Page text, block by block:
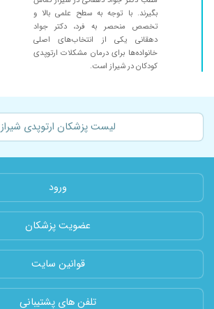
بگیرند. با توجه به سطح علمی بالا و
تخصص منحصر به فرد، دکتر جواد
دهقانی یکی از انتخاب‌های اصلی
خانواده‌ها برای درمان مشکلات ارتوپدی
کودکان در شیراز است.
لیست پزشکان ارتوپدی شیراز
ورود
عضویت پزشکان
قوانین سایت
تلفن های پشتیبانی